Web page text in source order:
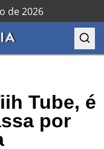
de 2026
Tube, é
por